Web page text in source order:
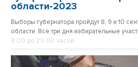
области-2023
Выборы губернатора пройдут 8, 9 и 10
области. Все три дня избирательные
8.00 до 20.00 часов.